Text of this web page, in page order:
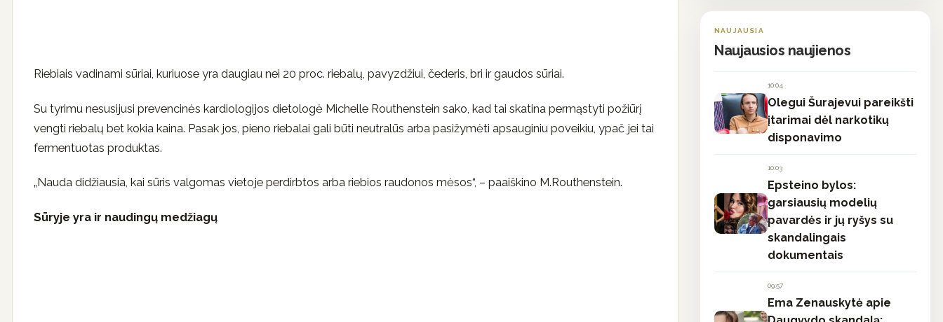
Riebiais vadinami sūriai, kuriuose yra daugiau nei 20 proc. riebalų, pavyzdžiui, čederis, bri ir gaudos sūriai.
Su tyrimu nesusijusi prevencinės kardiologijos dietologė Michelle Routhenstein sako, kad tai skatina permąstyti požiūrį
vengti riebalų bet kokia kaina. Pasak jos, pieno riebalai gali būti neutralūs arba pasižymėti apsauginiu poveikiu, ypač jei tai
fermentuotas produktas.
„Nauda didžiausia, kai sūris valgomas vietoje perdirbtos arba riebios raudonos mėsos“, – paaiškino M.Routhenstein.
Sūryje yra ir naudingų medžiagų
NAUJAUSIA
Naujausios naujienos
10:04
Olegui Šurajevui pareikšti
įtarimai dėl narkotikų
disponavimo
10:03
Epsteino bylos:
garsiausių modelių
pavardės ir jų ryšys su
skandalingais
dokumentais
09:57
Ema Zenauskytė apie